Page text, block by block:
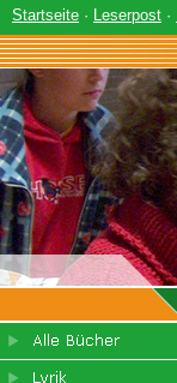
Startseite · Leserpost ·